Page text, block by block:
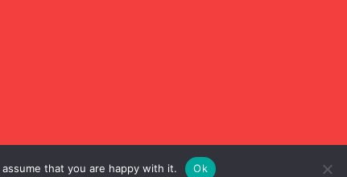
that you are happy with it. Ok